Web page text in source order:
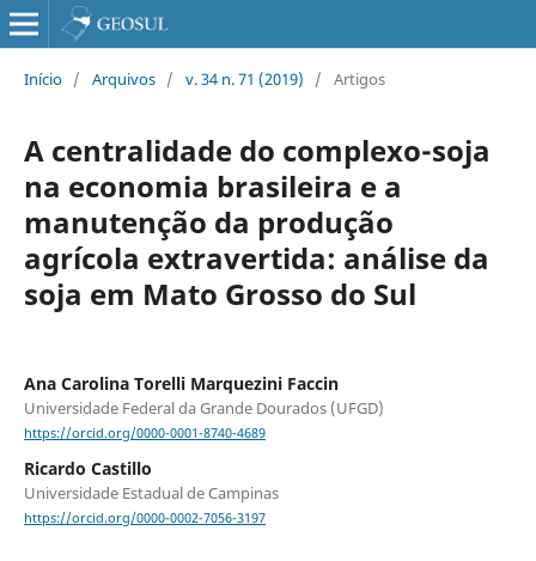
Início / Arquivos / v. 34 n. 71 (2019) / Artigos
A centralidade do complexo-soja
na economia brasileira e a
manutenção da produção
agrícola extravertida: análise da
soja em Mato Grosso do Sul
Ana Carolina Torelli Marquezini Faccin
Universidade Federal da Grande Dourados (UFGD)
https://orcid.org/0000-0001-8740-4689
Ricardo Castillo
Universidade Estadual de Campinas
https://orcid.org/0000-0002-7056-3197